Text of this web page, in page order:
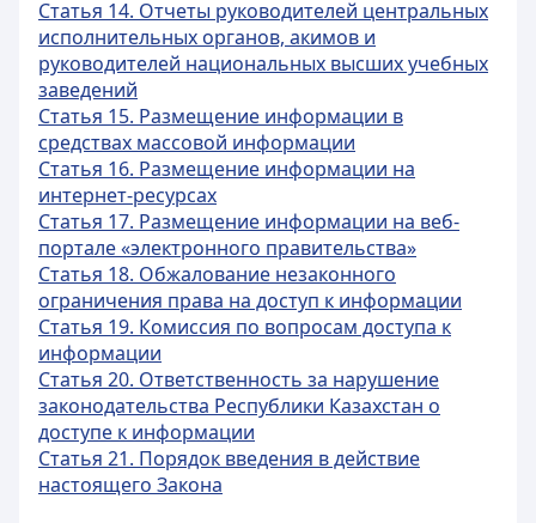
Статья 14. Отчеты руководителей центральных
исполнительных органов, акимов и
руководителей национальных высших учебных
заведений
Статья 15. Размещение информации в
средствах массовой информации
Статья 16. Размещение информации на
интернет-ресурсах
Статья 17. Размещение информации на веб-
портале «электронного правительства»
Статья 18. Обжалование незаконного
ограничения права на доступ к информации
Статья 19. Комиссия по вопросам доступа к
информации
Статья 20. Ответственность за нарушение
законодательства Республики Казахстан о
доступе к информации
Статья 21. Порядок введения в действие
настоящего Закона